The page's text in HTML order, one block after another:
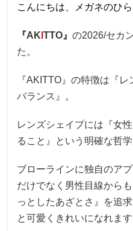
こんにちは、メガネのひ
『AK ITTO』の2026/セカ
た。
『AKITTO』の特徴は『
バランス』。
レンズシェイプには『女
ること』という明確な哲
ブローラインに独自のア
だけでなく男性目線から
っとしたあざとさ』を追
と可愛くきれいになれます